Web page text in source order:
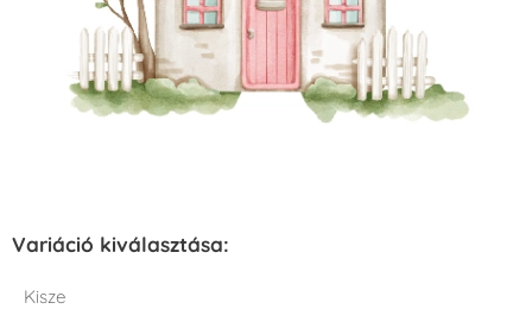
Variáció kiválasztása:
Kisze